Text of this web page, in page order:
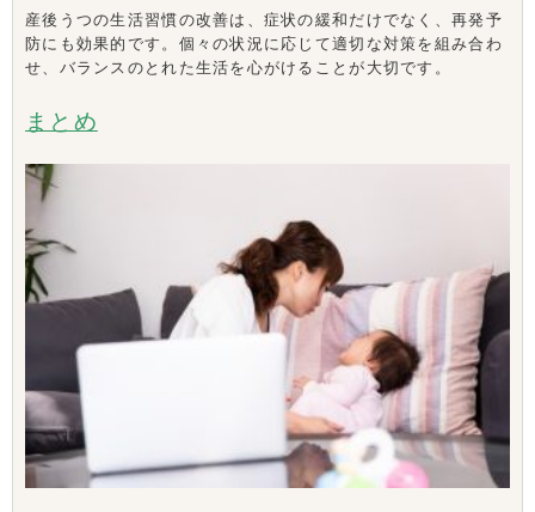
産後うつの生活習慣の改善は、症状の緩和だけでなく、再発予
防にも効果的です。個々の状況に応じて適切な対策を組み合わ
せ、バランスのとれた生活を心がけることが大切です。
まとめ